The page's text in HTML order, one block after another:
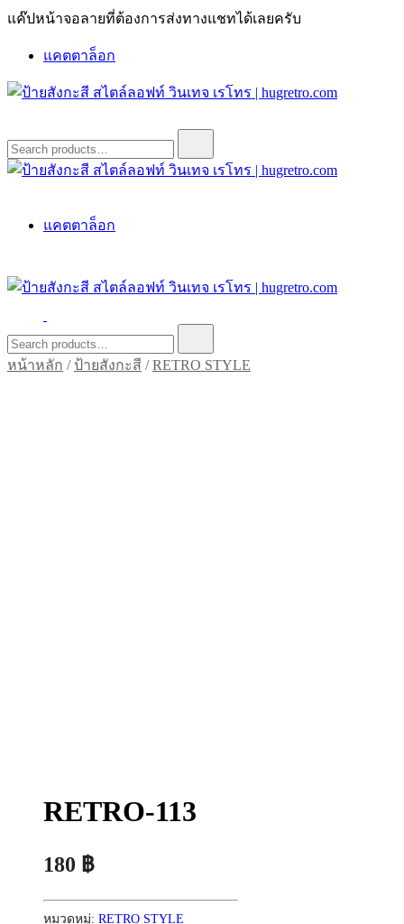
Skip
แค๊ปหน้าจอลายที่ต้องการส่งทางแชทได้เลยครับ
แคตตาล็อก
ป้ายสังกะสี สไตล์ลอฟท์ วินเทจ เรโทร | hugretro.com
ป้ายวินเทจ แต่งบ้าน ร้านกาแฟ ผับ โรงแรม ป้ายโค้ก เป็ปซี่เวสป้า
ฮาร์เล่ย์โฆษณาเก่าโบราณ มีราคาแบบสวยๆเพียบหรือสั่งทำโทร
O8664277II
for:
ฮาร์เล่ย์โฆษณาเก่าโบราณ มีราคาแบบสวยๆเพียบหรือสั่งทำโทร
แคตตาล็อก
ป้ายสังกะสี สไตล์ลอฟท์ วินเทจ เรโทร | hugretro.com
ป้ายวินเทจ แต่งบ้าน ร้านกาแฟ ผับ โรงแรม ป้ายโค้ก เป็ปซี่เวสป้า
ฮาร์เล่ย์โฆษณาเก่าโบราณ มีราคาแบบสวยๆเพียบหรือสั่งทำโทร
O8664277II
for:
หน้าหลัก / ป้ายสังกะสี /RETRO STYLE
RETRO-113
180 ฿
หมวดหมู่: RETRO STYLE